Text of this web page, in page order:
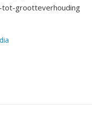
tot-grootteverhouding